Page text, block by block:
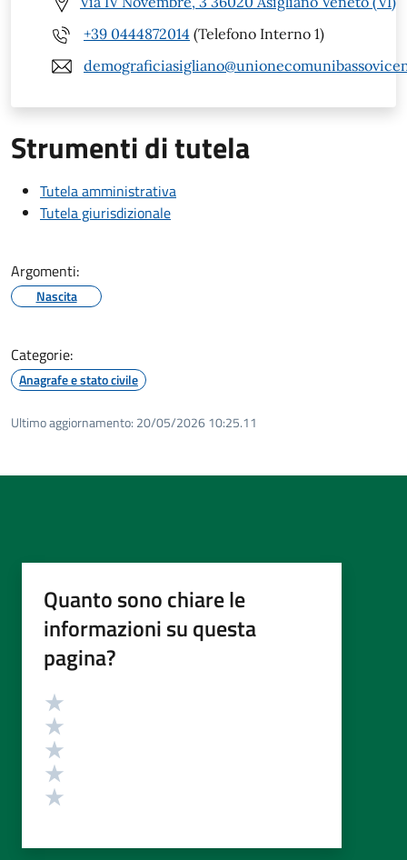
+39 0444872014 (Telefono Interno 1)
Strumenti di tutela
Tutela amministrativa
Tutela giurisdizionale
Argomenti:
Nascita
Categorie:
Anagrafe e stato civile
Ultimo aggiornamento: 20/05/2026 10:25.11
Quanto sono chiare le
informazioni su questa
pagina?
Valutazione